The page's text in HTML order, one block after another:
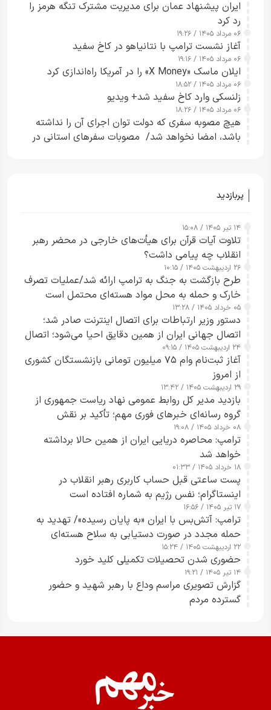
ایران پیشنهاد عمان برای مدیریت مشترک تنگه هرمز را
رد کرد
۰۶ مرداد ۱۴۰۵ / ۱۹:۲۶
آغاز نشست ترامپ با نتانیاهو در کاخ سفید
۰۶ مرداد ۱۴۰۵ / ۱۹:۱۶
ایلان ماسک «X Money» را در آمریکا راه‌اندازی کرد
۰۶ مرداد ۱۴۰۵ / ۱۸:۵۲
زلنسکی وارد کاخ سفید شد+ ویدیو
۰۶ مرداد ۱۴۰۵ / ۱۸:۲۶
هیچ مصوبه سفری که دولت توان اجرای آن را نداشته
باشد، امضا نخواهد شد/ مصوبات سفرهای استانی در
پربازدید
۱۴ تیر ۱۴۰۵ / ۱۵:۰۸
تلاوت آیات قرآن برای هیأت‌های خارجی در محضر رهبر
انقلاب چه پیامی داشت؟
۲۶ اردیبهشت ۱۴۰۵ / ۱۰:۱۵
طرح‌ بازگشت به جنگ به ترامپ ارائه شد/عملیات تصرف
خارک و حمله به محل مواد هسته‌ای محتمل است
۰۵ خرداد ۱۴۰۵ / ۱۳:۲۸
دستور وزیر ارتباطات برای اتصال اینترنت صادر شد؛
اتصال جهانی ایران از همین دقایق احیا می‌شود؛ اتصال
کامل مردم تا ۲۴ ساعت آینده
۲۴ اردیبهشت ۱۴۰۵ / ۰۹:۱۵
آغاز ثبت‌نام وام ۷۵ میلیون تومانی بازنشستگان کشوری
از امروز
۲۹ اردیبهشت ۱۴۰۵ / ۱۳:۴۲
بازدید مدیر کل روابط عمومی نهاد ریاست جمهوری از
گروه رسانه‌ای خبرهای فوری مهم؛ تأکید بر نقش
رسانه‌های هوشمند و مسئول در ارتقای آگاهی عمومی
۰۸ خرداد ۱۴۰۵ / ۱۹:۰۸
ترامپ: محاصره دریایی ایران از همین حالا برداشته
خواهد شد
۱۸ خرداد ۱۴۰۵ / ۰۱:۳۳
پست ساعتی قبل حساب کاربری رهبر انقلاب در
اینستاگرام؛ نفس رژیم به شماره افتاده است​
۱۷ تیر ۱۴۰۵ / ۱۶:۵۶
ترامپ: آتش‌بس با ایران «به پایان رسیده»/ تهدید به
حمله مجدد در صورت دستیابی به سلاح هسته‌ای
۲۲ اردیبهشت ۱۴۰۵ / ۱۵:۲۴
حضوری شدن تحصیلات تکمیلی کلید خورد
۱۴ تیر ۱۴۰۵ / ۱۹:۲۱
گزارش تصویری مراسم وداع با رهبر شهید و حضور
گسترده مردم